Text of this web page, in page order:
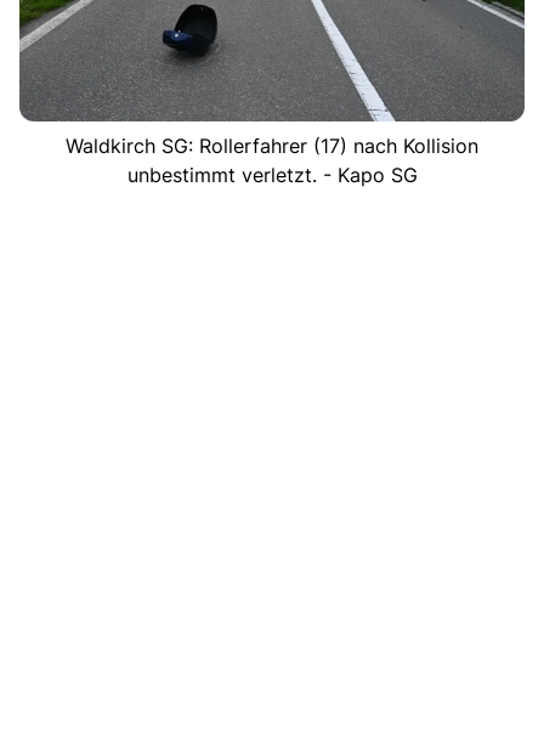
Waldkirch SG: Rollerfahrer (17) nach Kollision
unbestimmt verletzt. - Kapo SG